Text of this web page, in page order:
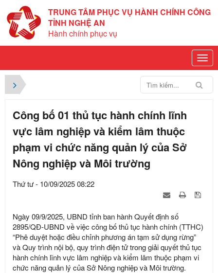
TRUNG TÂM PHỤC VỤ HÀNH CHÍNH CÔNG
TỈNH NGHỆ AN
Hành chính phục vụ
Công bố 01 thủ tục hành chính lĩnh
vực lâm nghiệp và kiểm lâm thuộc
phạm vi chức năng quản lý của Sở
Nông nghiệp và Môi trường
Thứ tư - 10/09/2025 08:22
Ngày 09/9/2025, UBND tỉnh ban hành Quyết định số
2895/QĐ-UBND về việc công bố thủ tục hành chính (TTHC)
“Phê duyệt hoặc điều chỉnh phương án tạm sử dụng rừng”
và Quy trình nội bộ, quy trình điện tử trong giải quyết thủ tục
hành chính lĩnh vực lâm nghiệp và kiểm lâm thuộc phạm vi
chức năng quản lý của Sở Nông nghiệp và Môi trường.